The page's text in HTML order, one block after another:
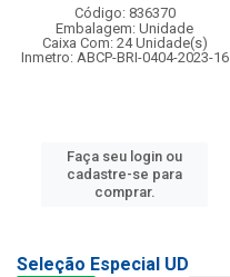
Código: 836370
Embalagem: Unidade
Caixa Com: 24 Unidade(s)
Inmetro: ABCP-BRI-0404-2023-16
Faça seu login ou
cadastre-se para
comprar.
Seleção Especial UD